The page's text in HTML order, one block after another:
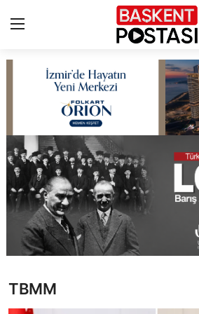
Çerez Politikası
Künye
Ankara
TBMM
Cumhurbaşkanlığı
TBMM